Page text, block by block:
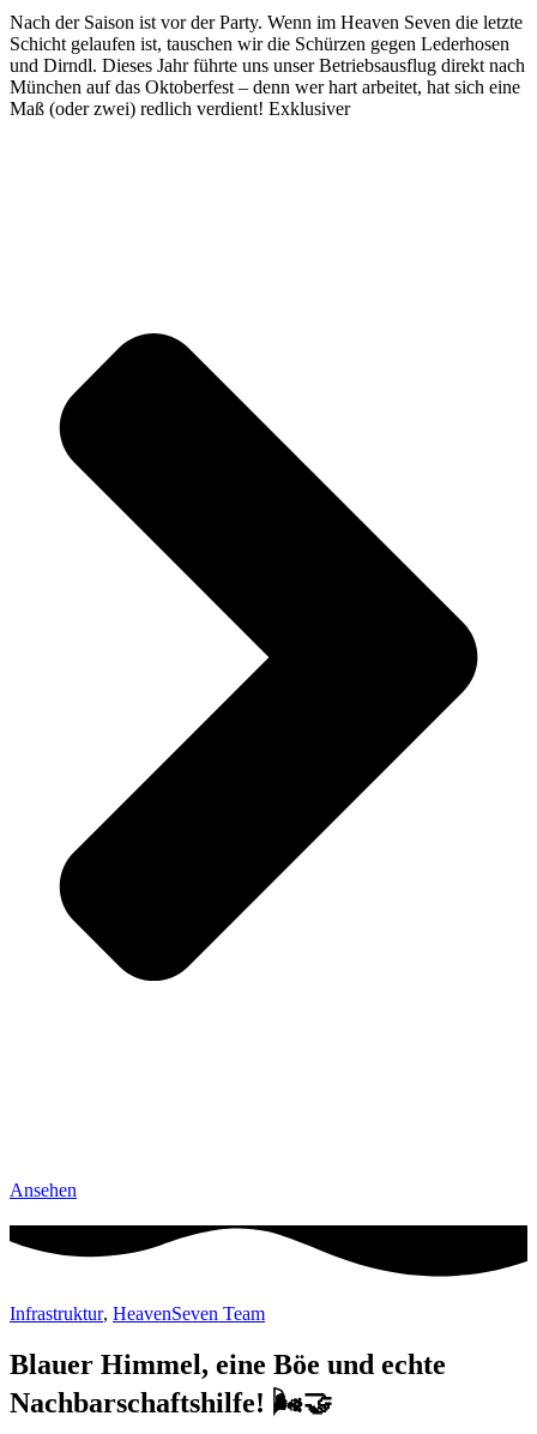
Nach der Saison ist vor der Party. Wenn im Heaven Seven die letzte
Schicht gelaufen ist, tauschen wir die Schürzen gegen Lederhosen
und Dirndl. Dieses Jahr führte uns unser Betriebsausflug direkt nach
München auf das Oktoberfest – denn wer hart arbeitet, hat sich eine
Maß (oder zwei) redlich verdient! Exklusiver
Ansehen
Infrastruktur, HeavenSeven Team
Blauer Himmel, eine Böe und echte
Nachbarschaftshilfe! 🌬️🤝